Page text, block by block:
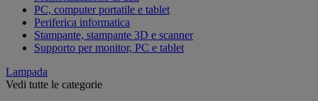
PC, computer portatile e tablet
Periferica informatica
Stampante, stampante 3D e scanner
Supporto per monitor, PC e tablet
Lampada
Vedi tutte le categorie